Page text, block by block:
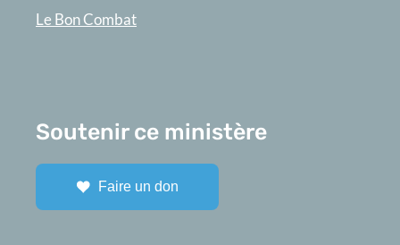
Le Bon Combat
Soutenir ce ministère
Faire un don